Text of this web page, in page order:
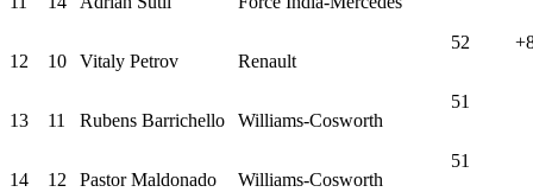
12 10 Vitaly Petrov Renault
52
13 11 Rubens Barrichello Williams-Cosworth
51
14 12 Pastor Maldonado Williams-Cosworth
51